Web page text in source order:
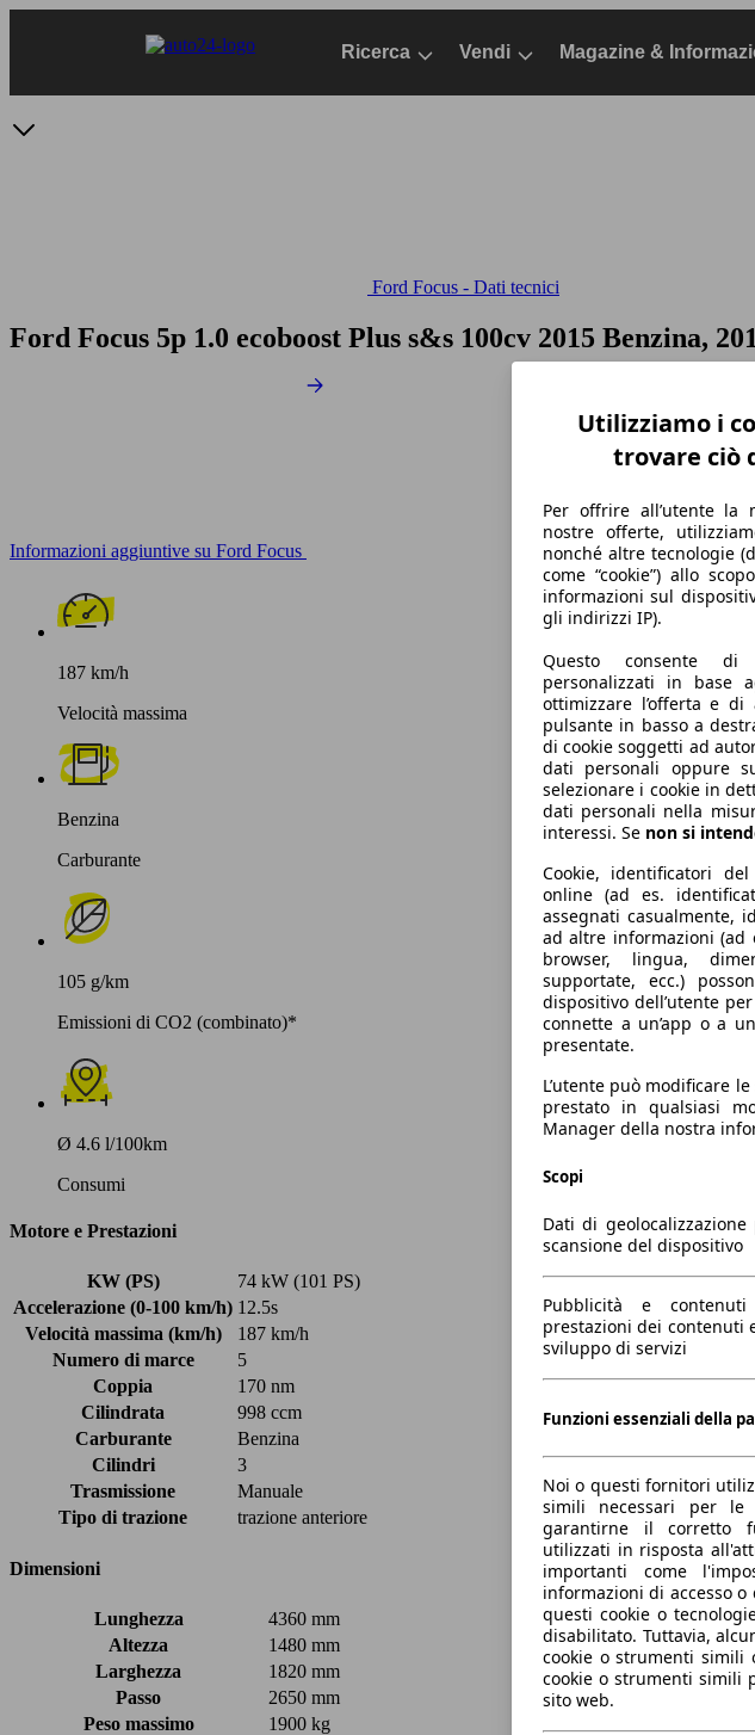
Ricerca Vendi Magazine &
Ford Focus - Dati tecnici
Ford Focus 5p 1.0 ecoboost Plus s&s 100cv 2015 Benzina,
Informazioni aggiuntive su Ford Focus
187 km/h
Velocità massima
Benzina
Carburante
105 g/km
Emissioni di CO2 (combinato)*
Ø 4.6 l/100km
Consumi
Motore e Prestazioni
KW (PS)
74 kW (101 PS)
Accelerazione (0-100 km/h) 12.5s
Velocità massima (km/h)
187 km/h
Numero di marce
5
Coppia
170 nm
Cilindrata
998 ccm
Carburante
Benzina
Cilindri
3
Trasmissione
Manuale
Tipo di trazione
trazione anteriore
Dimensioni
Lunghezza
4360 mm
Altezza
1480 mm
Larghezza
1820 mm
Passo
2650 mm
Peso massimo
1900 kg
Utilizziamo i
trovare ciò
Per offrire all’utente la
nostre offerte,
nonché altre tecnologie
come “cookie”) allo
informazioni sul
gli indirizzi IP).
Questo consente di
personalizzati in base
ottimizzare l’offerta e
pulsante in basso a
di cookie soggetti ad
dati personali oppure
selezionare i cookie in
dati personali nella
interessi. Se non si
Cookie, identificatori
online (ad es.
assegnati casualmente,
ad altre informazioni (ad
browser, lingua,
supportate, ecc.)
dispositivo dell’utente
connette a un’app o a
presentate.
L’utente può modificare
prestato in qualsiasi
Manager della nostra
Scopi
Dati di
scansione del dispositivo
Pubblicità e contenuti
prestazioni dei contenuti
sviluppo di servizi
Funzioni essenziali della
Noi o questi fornitori
simili necessari per
garantirne il corretto
utilizzati in risposta
importanti come
informazioni di accesso
questi cookie o
disabilitato. Tuttavia,
cookie o strumenti simili
cookie o strumenti simili
sito web.